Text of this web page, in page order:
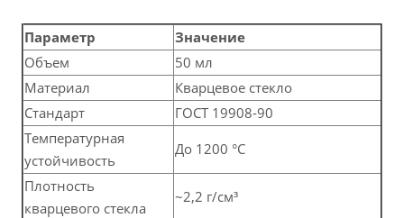
Параметр
Значение
Объем
50 мл
Материал
Кварцевое стекло
Стандарт
ГОСТ 19908-90
Температурная
устойчивость
До 1200 °C
Плотность
кварцевого стекла
~2,2 г/см³